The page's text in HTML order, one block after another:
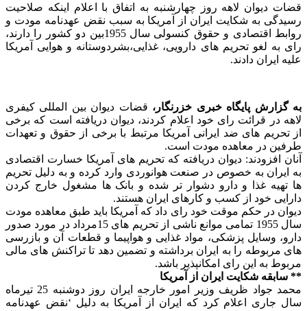
قضات دیوان لاهه روز چهارشنبه به اتفاق با اعلام اینکه صلاحیت
رسیدگی به شکایت ایران از آمریکا به سبب نقض عهدنامه مودت و
روابط اقتصادی و حقوق کنسولی سال 1955بین دو کشور را دارند،
رای به لغو تحریم های دارویی، غذایی،بشردوستانه و هوایی آمریکا
علیه ایران دادند.
به گزارش پایگاه خبری خزرنگار، قضات دیوان بین المللی کیفری
لاهه در قرائت رای خود اعلام کردند، دیوان دریافته است که برخی
از تحریم های ضد ایرانی آمریکا مرتبط با برخی از حقوق و تعهدات
طرفین در معاهده مودت است.
آنان افزودند: دیوان دریافته که تحریم های آمریکا خسارت اقتصادی
به ایران به خصوص در صنعت هوانوردی وارد کرده و به دلیل تحریم
ها تهیه غذا و دارو دشوار تر شده و بانک ها مشغول خارج کردن
دارایی خود از کسب و کارهای ایران هستند.
دیوان در حکم موقت خود رای داد که آمریکا باید طبق معاهده مودت
سال 1955 تمامی موانع ناشی از تحریم های 15مرداد در مورد صدور
دارو، وسایل پزشکی، مواد غذایی و هواپیما و قطعات آن و بازرسی
های مربوطه را به ایران برداشته و تضمین دهد تا تراکنش های مالی
مربوط به این رای امکانپذیر باشد.
** سابقه شکایت ایران از آمریکا
محمد جواد ظریف وزیر امور خارجه ایران روز دوشنبه 25 تیرماه
سال جاری اعلام کرد که ایران از آمریکا به دلیل ‘نقض عهدنامه